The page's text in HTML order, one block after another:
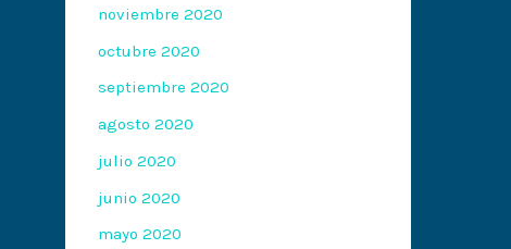
noviembre 2020
octubre 2020
septiembre 2020
agosto 2020
julio 2020
junio 2020
mayo 2020